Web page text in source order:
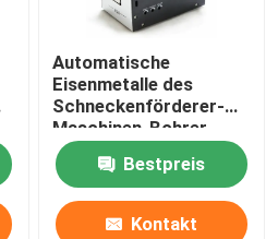
Automatische
Eisenmetalle des
Schneckenförderer-
Maschinen-Bohrer-
200V
Bestpreis
Kontakt